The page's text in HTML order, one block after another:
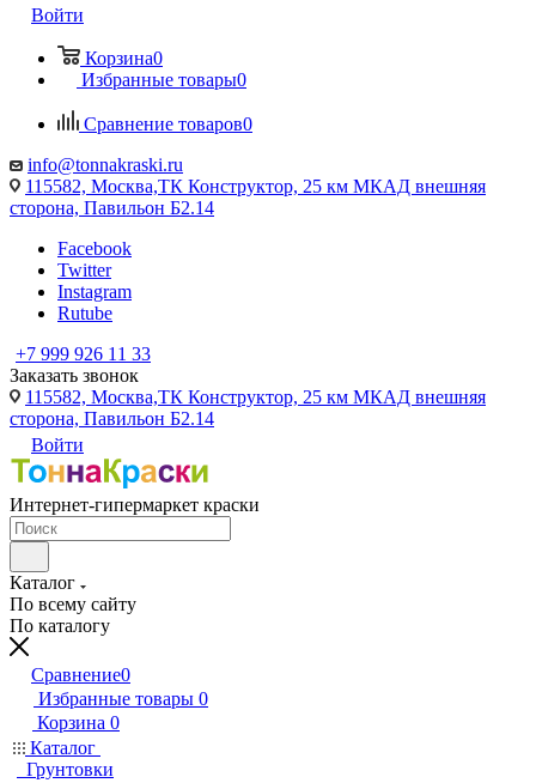
Войти
Корзина0
Избранные товары0
Сравнение товаров0
info@tonnakraski.ru
115582, Москва,ТК Конструктор, 25 км МКАД внешняя
сторона, Павильон Б2.14
Facebook
Twitter
Instagram
Rutube
+7 999 926 11 33
Заказать звонок
115582, Москва,ТК Конструктор, 25 км МКАД внешняя
сторона, Павильон Б2.14
Войти
Интернет-гипермаркет краски
Каталог
По всему сайту
По каталогу
Сравнение0
Избранные товары 0
Корзина 0
Каталог
Грунтовки